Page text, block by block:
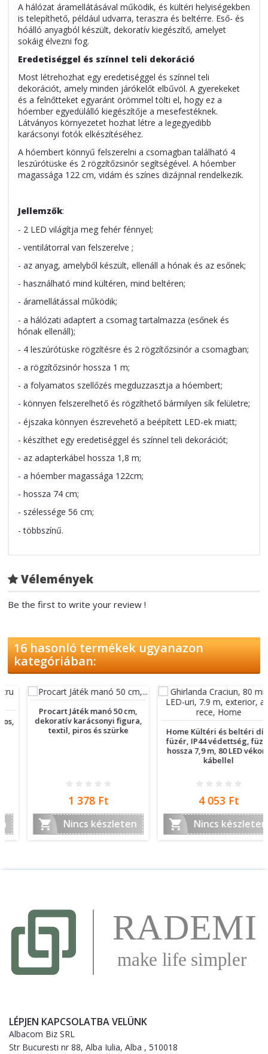
A hálózat áramellátásával működik, és kültéri helyiségekben
is telepíthető, például udvarra, teraszra és beltérre. Eső- és
hóálló anyagból készült, dekoratív kiegészítő, amelyet
sokáig élvezni fog.
Eredetiséggel és színnel teli dekoráció
Most létrehozhat egy eredetiséggel és színnel teli
dekorációt, amely minden járókelőt elbűvöl. A gyerekeket
és a felnőtteket egyaránt örömmel tölti el, hogy ez a
hóember egyedülálló kiegészítője a mesefestéknek.
Látványos környezetet hozhat létre a legegyedibb
karácsonyi fotók elkészítéséhez.
A hóembert könnyű felszerelni a csomagban található 4
leszúrótüske és 2 rögzítőzsinór segítségével. A hóember
magassága 122 cm, vidám és színes dizájnnal rendelkezik.
Jellemzők:
- 2 LED világítja meg fehér fénnyel;
- ventilátorral van felszerelve ;
- az anyag, amelyből készült, ellenáll a hónak és az esőnek;
- használható mind kültéren, mind beltéren;
- áramellátással működik;
- a hálózati adaptert a csomag tartalmazza (esőnek és
hónak ellenáll);
- 4 leszúrótüske rögzítésre és 2 rögzítőzsinór a csomagban;
- a rögzítőzsinór hossza 1 m;
- a folyamatos szellőzés megduzzasztja a hóembert;
- könnyen felszerelhető és rögzíthető bármilyen sík felületre;
- éjszaka könnyen észrevehető a beépített LED-ek miatt;
- készíthet egy eredetiséggel és színnel teli dekorációt;
- az adapterkábel hossza 1,8 m;
- a hóember magassága 122cm;
- hossza 74 cm;
- szélessége 56 cm;
- többszínű.
Vélemények
Be the first to write your review !
16 hasonló termékek ugyanazon
kategóriában:
Procart Játék manó 50 cm,
dekoratív karácsonyi figura,
textil, piros és szürke
1 378 Ft
Nincs készleten
Home Kültéri és beltéri dísz
füzér, IP44 védettség, füzér
hossza 7,9 m, 80 LED vékony
kábellel
4 053 Ft
Nincs készleten
LÉPJEN KAPCSOLATBA VELÜNK
Albacom Biz SRL
Str Bucuresti nr 88, Alba Iulia, Alba , 510018